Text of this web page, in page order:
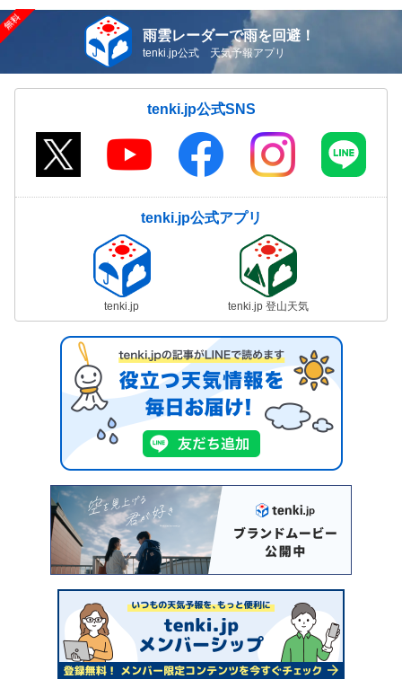
雨雲レーダーで雨を回避！
tenki.jp公式 天気予報アプリ
tenki.jp公式SNS
tenki.jp公式アプリ
tenki.jp tenki.jp 登山天気